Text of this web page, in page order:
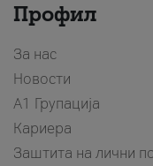
Профил
За нас
Новости
А1 Групација
Кариера
Заштита на лични